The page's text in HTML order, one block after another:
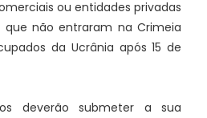
ou entidades privadas
que não entraram na Crimeia
da Ucrânia após 15 de
deverão submeter a sua